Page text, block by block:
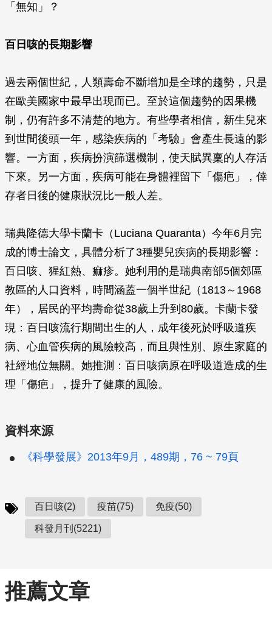
「無知」？
百日咳的長期影響
過去兩個世紀，人類壽命不斷增加是全球的趨勢，只是
在歐美國家中最早出現而已。至於這個趨勢的因果機
制，仍有許多不清楚的地方。有些學者相信，新生兒來
到世間後頭一年，感染疾病的「考驗」會產生長遠的影
響。一方面，疾病扮演篩選機制，使天賦異稟的人存活
下來。另一方面，疾病可能在身體裡留下「傷疤」，倖
存者日後的健康狀況比一般人差。
瑞典隆德大學卡蘭卡（Luciana Quaranta）今年6月完
成的博士論文，具體分析了3種嬰兒疾病的長期影響：
百日咳、猩紅熱、痲疹。她利用的是瑞典南部5個郊區
教區的人口資料，時間涵蓋一個半世紀（1813～1968
年），居民的平均壽命從38歲上升到80歲。卡蘭卡發
現：百日咳流行期間出生的人，成年後死於呼吸道疾
病、心血管疾病的風險較高，而且與性別、原生家庭的
社經地位無關。她推測：百日咳病原在呼吸道造成的生
理「傷疤」，提升了健康的風險。
資料來源
《科學發展》2013年9月，489期，76 ~ 79頁
百日咳(2) 疫苗(75) 免疫(50)
科發月刊(5221)
推薦文章